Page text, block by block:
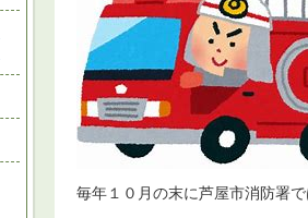
毎年１０月の末に芦屋市消防署